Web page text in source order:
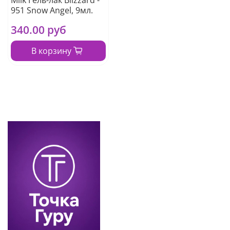
951 Snow Angel, 9мл.
340.00 руб
В корзину